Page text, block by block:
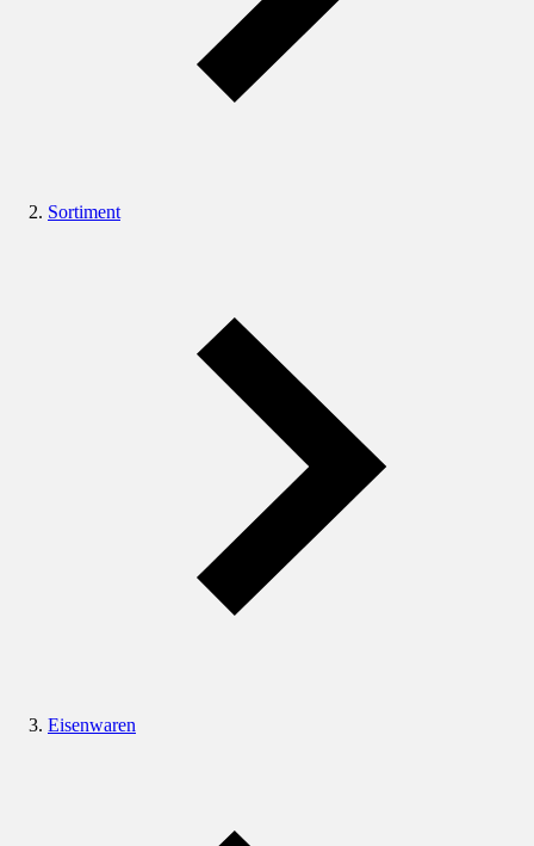
Sortiment
Eisenwaren